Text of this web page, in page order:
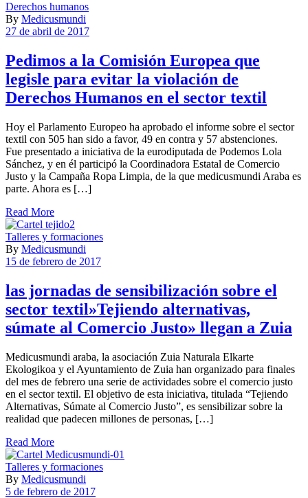
Derechos humanos
By Medicusmundi
27 de abril de 2017
Pedimos a la Comisión Europea que
legisle para evitar la violación de
Derechos Humanos en el sector textil
Hoy el Parlamento Europeo ha aprobado el informe sobre el sector
textil con 505 han sido a favor, 49 en contra y 57 abstenciones.
Fue presentado a iniciativa de la eurodiputada de Podemos Lola
Sánchez, y en él participó la Coordinadora Estatal de Comercio
Justo y la Campaña Ropa Limpia, de la que medicusmundi Araba es
parte. Ahora es […]
Read More
Talleres y formaciones
By Medicusmundi
15 de febrero de 2017
las jornadas de sensibilización sobre el
sector textil»Tejiendo alternativas,
súmate al Comercio Justo» llegan a Zuia
Medicusmundi araba, la asociación Zuia Naturala Elkarte
Ekologikoa y el Ayuntamiento de Zuia han organizado para finales
del mes de febrero una serie de actividades sobre el comercio justo
en el sector textil. El objetivo de esta iniciativa, titulada “Tejiendo
Alternativas, Súmate al Comercio Justo”, es sensibilizar sobre la
realidad que padecen millones de personas, […]
Read More
Talleres y formaciones
By Medicusmundi
5 de febrero de 2017